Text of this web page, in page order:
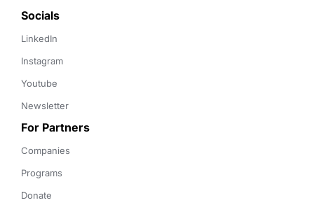
Socials
LinkedIn
Instagram
Youtube
Newsletter
For Partners
Companies
Programs
Donate